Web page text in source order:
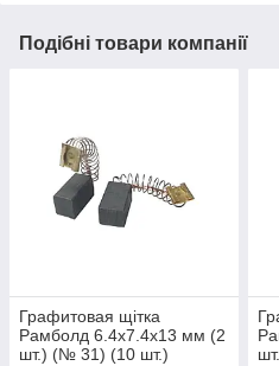
Подібні товари компанії
Графитовая щітка
Рамболд 6.4x7.4x13 мм (2
шт.) (№ 31) (10 шт.)